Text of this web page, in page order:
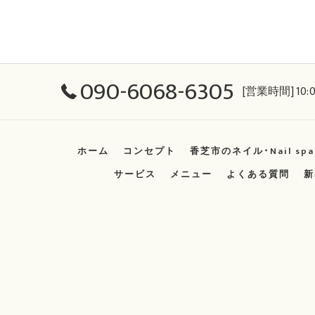
090-6068-6305 [営業時間]
ホーム コンセプト 香芝市のネイル･Nail
サービス
メニュー よくある質問